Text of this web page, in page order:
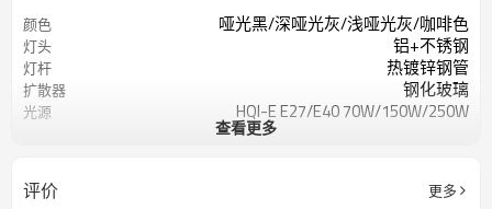
颜色 哑光黑/深哑光灰/浅哑光灰/咖啡色
灯头 铝+不锈钢
灯杆 热镀锌钢管
扩散器 钢化玻璃
光源
HQI-E E27/E40 70W/150W/250W
知识产权
查看更多
评价 更多